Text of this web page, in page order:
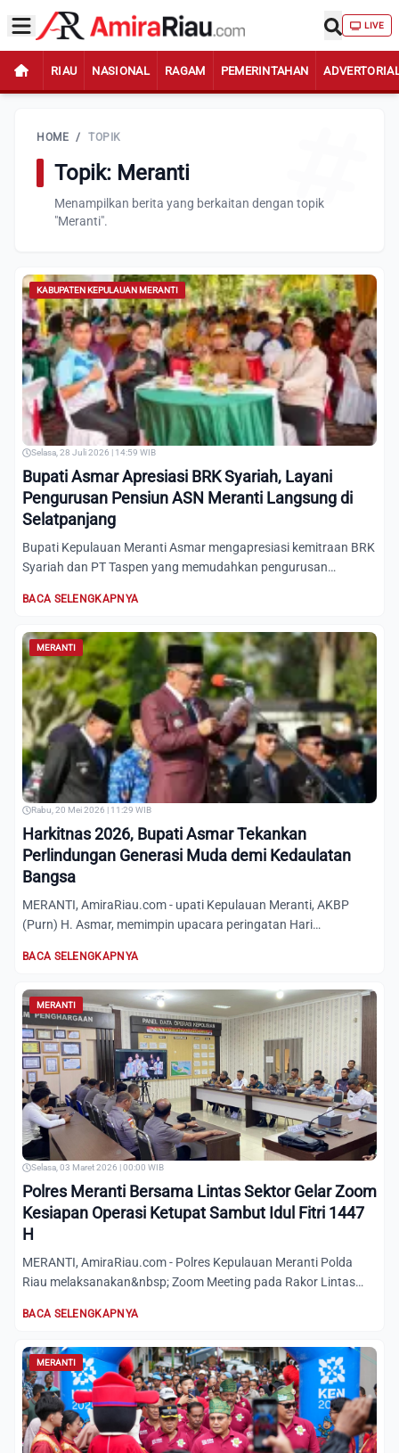
LIVE
RIAU NASIONAL RAGAM PEMERINTAHAN
HOME / TOPIK
Topik: Meranti
Menampilkan berita yang berkaitan dengan topik
"Meranti".
KABUPATEN KEPULAUAN MERANTI
Selasa, 28 Juli 2026 | 14:59 WIB
Bupati Asmar Apresiasi BRK Syariah, Layani
Pengurusan Pensiun ASN Meranti Langsung di
Selatpanjang
Bupati Kepulauan Meranti Asmar mengapresiasi kemitraan BRK
Syariah dan PT Taspen yang memudahkan pengurusan
BACA SELENGKAPNYA
MERANTI
Rabu, 20 Mei 2026 | 11:29 WIB
Harkitnas 2026, Bupati Asmar Tekankan
Perlindungan Generasi Muda demi Kedaulatan
Bangsa
MERANTI, AmiraRiau.com - upati Kepulauan Meranti, AKBP
(Purn) H. Asmar, memimpin upacara peringatan Hari
BACA SELENGKAPNYA
MERANTI
Selasa, 03 Maret 2026 | 00:00 WIB
Polres Meranti Bersama Lintas Sektor Gelar Zoom
Kesiapan Operasi Ketupat Sambut Idul Fitri 1447
H
MERANTI, AmiraRiau.com - Polres Kepulauan Meranti Polda
Riau melaksanakan&nbsp; Zoom Meeting pada Rakor Lintas
BACA SELENGKAPNYA
MERANTI